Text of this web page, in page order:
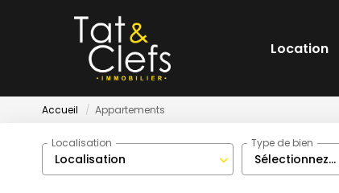
Location
Accueil Appartements
Localisation
Localisation
Sélectionnez...
Type de bien